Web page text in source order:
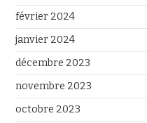
février 2024
janvier 2024
décembre 2023
novembre 2023
octobre 2023